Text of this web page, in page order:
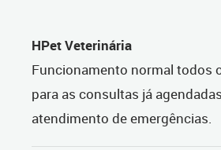
HPet Veterinária
Funcionamento normal todos
para as consultas já
atendimento de emergências.